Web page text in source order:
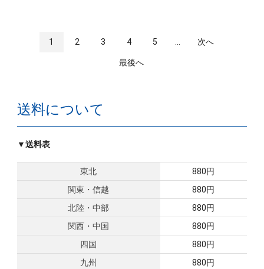
1 2 3 4 5 次へ
最後へ
送料について
▼送料表
東北
880円
関東・信越
880円
北陸・中部
880円
関西・中国
880円
四国
880円
九州
880円